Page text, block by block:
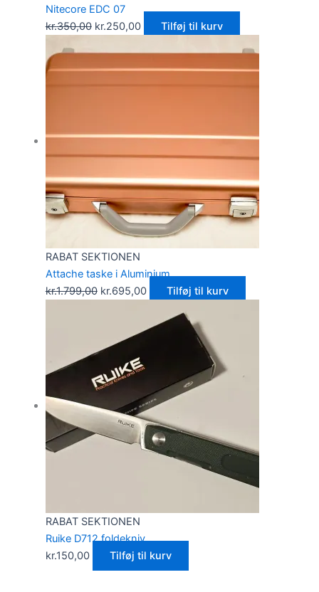
Nitecore EDC 07
kr.350,00 kr.250,00 Tilføj til kurv
RABAT SEKTIONEN
Attache taske i Aluminium
kr.1.799,00 kr.695,00 Tilføj til kurv
RABAT SEKTIONEN
Ruike D712 foldekniv
kr.150,00 Tilføj til kurv